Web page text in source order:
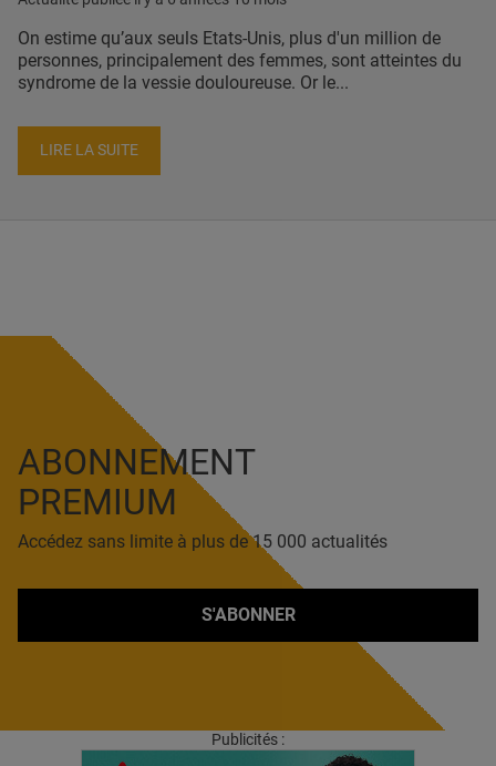
On estime qu’aux seuls Etats-Unis, plus d'un million de
personnes, principalement des femmes, sont atteintes du
syndrome de la vessie douloureuse. Or le...
LIRE LA SUITE
ABONNEMENT
PREMIUM
Accédez sans limite à plus de 15 000 actualités
S'ABONNER
Publicités :